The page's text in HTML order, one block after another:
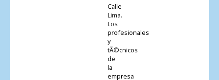
Calle
Lima.
Los
profesionales
y
tÃ©cnicos
de
la
empresa